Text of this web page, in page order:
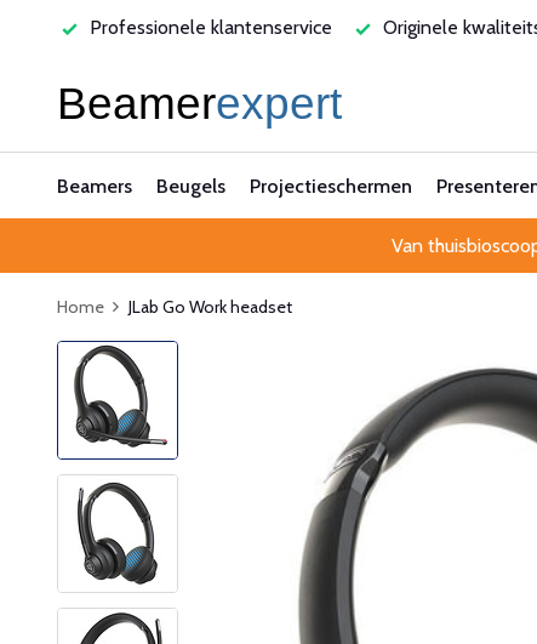
klantenservice Originele kwaliteitsproducten
Beamers Beugels Projectieschermen
Van
Home JLab Go Work headset